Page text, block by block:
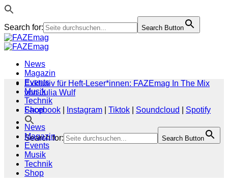
Search for: Search Button
Zum
Inhalt
News
Magazin
Events
Musik
Technik
Shop
Search for: Search Button
Exklusiv für Heft-Leser*innen: FAZEmag In The Mix
von Julia Wulf
Facebook
Instagram Tiktok Soundcloud
Spotify
News
Magazin
Events
Musik
Technik
Shop